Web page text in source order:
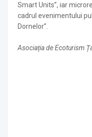
Smart Units”, iar
cadrul evenimentului
Dornelor”.
Asociația de Ecoturism